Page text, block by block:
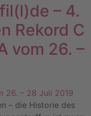
– 4.
Rekord C
vom 26. –
– die Historie des